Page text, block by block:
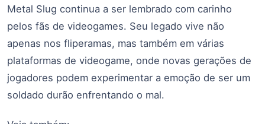
Metal Slug continua a ser lembrado com carinho
pelos fãs de videogames. Seu legado vive não
apenas nos fliperamas, mas também em várias
plataformas de videogame, onde novas gerações de
jogadores podem experimentar a emoção de ser um
soldado durão enfrentando o mal.